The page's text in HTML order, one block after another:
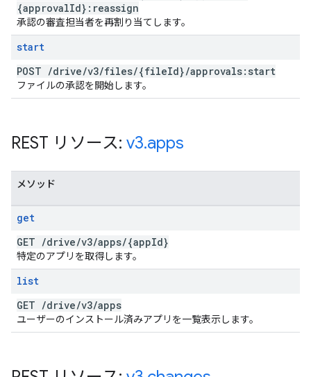
{approvalId}:reassign
承認の審査担当者を再割り当てします。
start
POST /drive/v3/files/{fileId}/approvals:start
ファイルの承認を開始します。
REST リソース: v3.apps
メソッド
get
GET /drive/v3/apps/{appId}
特定のアプリを取得します。
list
GET /drive/v3/apps
ユーザーのインストール済みアプリを一覧表示します。